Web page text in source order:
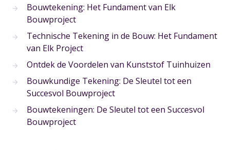
Bouwtekening: Het Fundament van Elk
Bouwproject
Technische Tekening in de Bouw: Het Fundament
van Elk Project
Ontdek de Voordelen van Kunststof Tuinhuizen
Bouwkundige Tekening: De Sleutel tot een
Succesvol Bouwproject
Bouwtekeningen: De Sleutel tot een Succesvol
Bouwproject